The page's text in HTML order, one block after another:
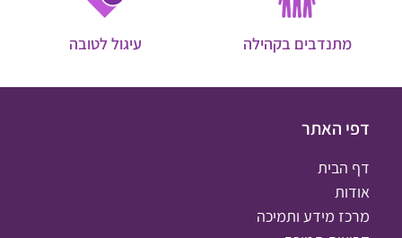
מתנדבים בקהילה עיגול לטובה
דפי האתר
דף הבית
אודות
מרכז מידע ותמיכה